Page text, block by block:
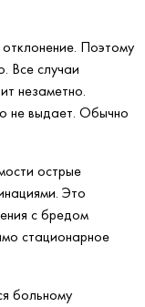
Поэтому
Все случаи
незаметно.
не выдает. Обычно
острые
Это
с бредом
стационарное
больному